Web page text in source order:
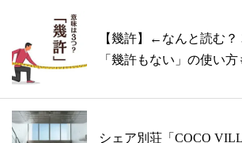
【幾許】←なんと読む？
「幾許もない」の使い
シェア別荘「COCO